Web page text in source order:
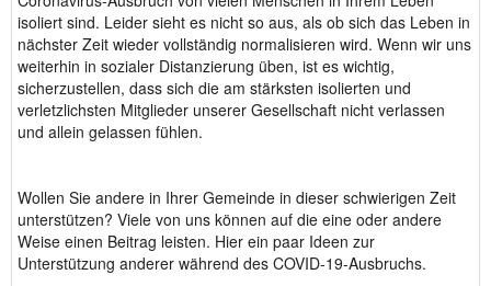
isoliert sind. Leider sieht es nicht so aus, als ob sich das Leben in
nächster Zeit wieder vollständig normalisieren wird. Wenn wir uns
weiterhin in sozialer Distanzierung üben, ist es wichtig,
sicherzustellen, dass sich die am stärksten isolierten und
verletzlichsten Mitglieder unserer Gesellschaft nicht verlassen
und allein gelassen fühlen.
Wollen Sie andere in Ihrer Gemeinde in dieser schwierigen Zeit
unterstützen? Viele von uns können auf die eine oder andere
Weise einen Beitrag leisten. Hier ein paar Ideen zur
Unterstützung anderer während des COVID-19-Ausbruchs.